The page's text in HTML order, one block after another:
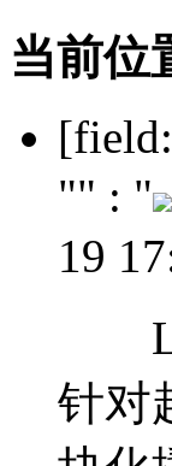
当前位
"" : "
19
针对